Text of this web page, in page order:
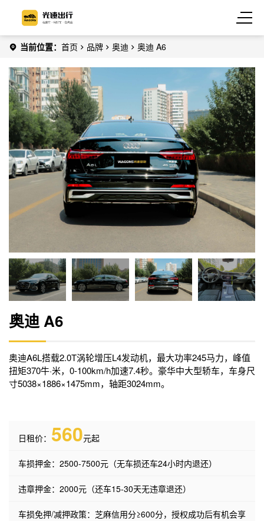
当前位置： 首页 品牌 奥迪 奥迪 A6
奥迪 A6
奥迪A6L搭载2.0T涡轮增压L4发动机，最大功率245马力，峰值
扭矩370牛·米，0-100km/h加速7.4秒。豪华中大型轿车，车身尺
寸5038×1886×1475mm，轴距3024mm。
日租价： 560元起
车损押金：2500-7500元（无车损还车24小时内退还）
违章押金：2000元（还车15-30天无违章退还）
车损免押/减押政策：芝麻信用分≥600分，授权成功后有机会享